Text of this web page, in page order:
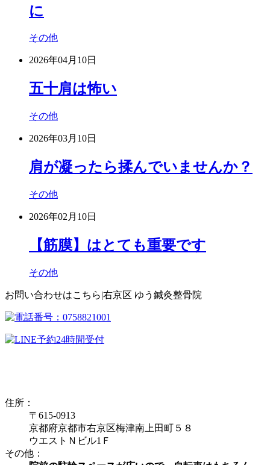
に
その他
2026年04月10日
五十肩は怖い
その他
2026年03月10日
肩が凝ったら揉んでいませんか？
その他
2026年02月10日
【筋膜】はとても重要です
その他
お問い合わせはこちら|右京区 ゆう鍼灸整骨院
住所：
〒615-0913
京都府京都市右京区梅津南上田町５８
ウエストＮビル1Ｆ
その他：